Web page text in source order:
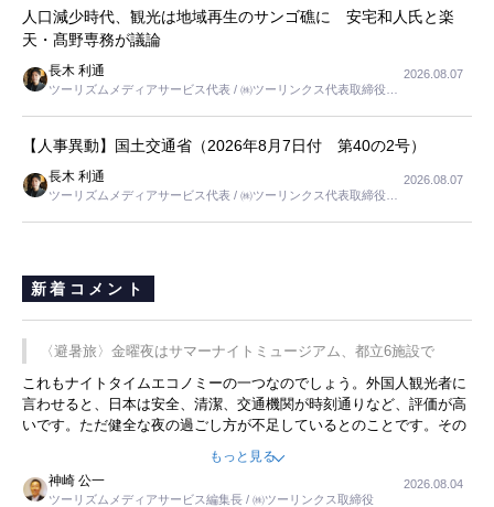
人口減少時代、観光は地域再生のサンゴ礁に 安宅和人氏と楽
天・髙野専務が議論
長木 利通
ツーリズムメディアサービス代表 / ㈱ツーリンクス代表取締役社
2026.08.07
【人事異動】国土交通省（2026年8月7日付 第40の2号）
長木 利通
ツーリズムメディアサービス代表 / ㈱ツーリンクス代表取締役社
2026.08.07
新着コメント
〈避暑旅〉金曜夜はサマーナイトミュージアム、都立6施設で
これもナイトタイムエコノミーの一つなのでしょう。外国人観光者に
言わせると、日本は安全、清潔、交通機関が時刻通りなど、評価が高
いです。ただ健全な夜の過ごし方が不足しているとのことです。その
ような意味で、金曜夜にこのようなイベントが行われれば、日本人に
限らず外国人にとっても楽しみが増えるでしょうね。
もっと見る
神崎 公一
ツーリズムメディアサービス編集長 / ㈱ツーリンクス取締役
2026.08.04